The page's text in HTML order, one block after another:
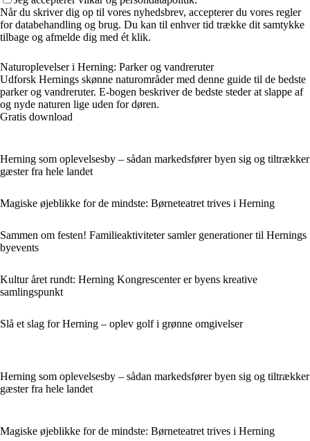
Når du skriver dig op til vores nyhedsbrev, accepterer du vores regler
for databehandling og brug. Du kan til enhver tid trække dit samtykke
tilbage og afmelde dig med ét klik.
Naturoplevelser i Herning: Parker og vandreruter
Udforsk Hernings skønne naturområder med denne guide til de bedste
parker og vandreruter. E-bogen beskriver de bedste steder at slappe af
og nyde naturen lige uden for døren.
Gratis download
Herning som oplevelsesby – sådan markedsfører byen sig og tiltrækker
gæster fra hele landet
Magiske øjeblikke for de mindste: Børneteatret trives i Herning
Sammen om festen! Familieaktiviteter samler generationer til Hernings
byevents
Kultur året rundt: Herning Kongrescenter er byens kreative
samlingspunkt
Slå et slag for Herning – oplev golf i grønne omgivelser
Herning som oplevelsesby – sådan markedsfører byen sig og tiltrækker
gæster fra hele landet
Magiske øjeblikke for de mindste: Børneteatret trives i Herning